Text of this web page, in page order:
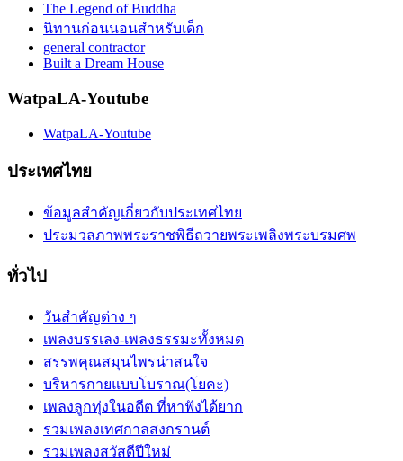
The Legend of Buddha
นิทานก่อนนอนสำหรับเด็ก
general contractor
Built a Dream House
WatpaLA-Youtube
WatpaLA-Youtube
ประเทศไทย
ข้อมูลสำคัญเกี่ยวกับประเทศไทย
ประมวลภาพพระราชพิธีถวายพระเพลิงพระบรมศพ
ทั่วไป
วันสำคัญต่าง ๆ
เพลงบรรเลง-เพลงธรรมะทั้งหมด
สรรพคุณสมุนไพรน่าสนใจ
บริหารกายแบบโบราณ(โยคะ)
เพลงลูกทุ่งในอดีต ที่หาฟังได้ยาก
รวมเพลงเทศกาลสงกรานต์
รวมเพลงสวัสดีปีใหม่